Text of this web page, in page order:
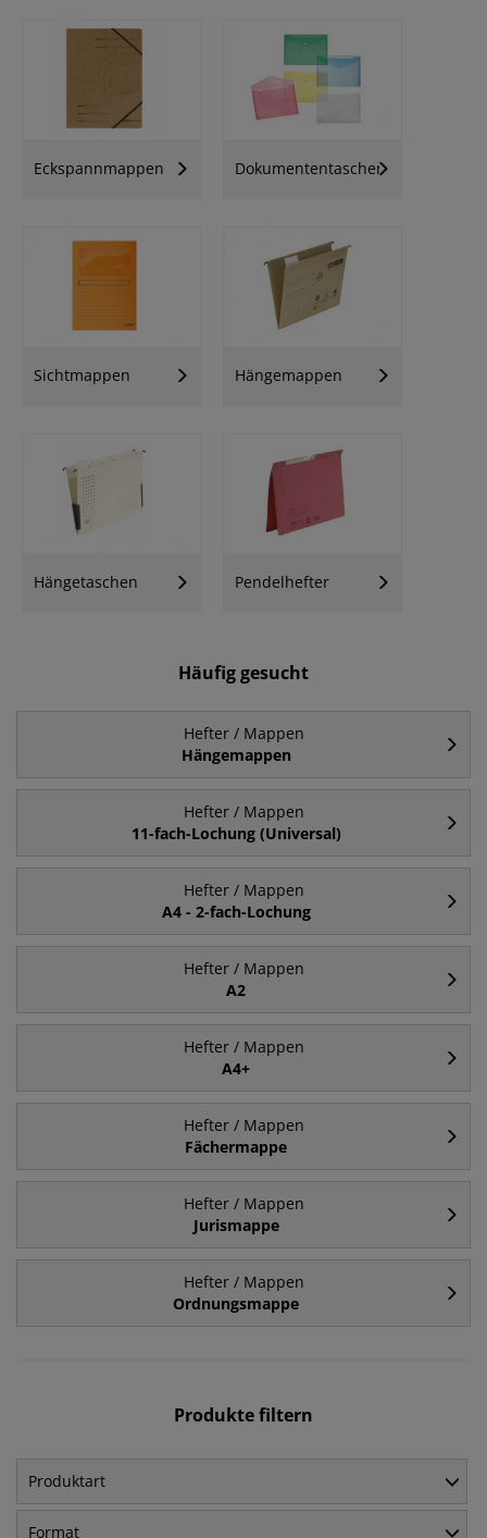
Eckspannmappen Dokumententaschen
Sichtmappen Hängemappen
Hängetaschen Pendelhefter
Häufig gesucht
Hefter / Mappen
Hängemappen
Hefter / Mappen
11-fach-Lochung (Universal)
Hefter / Mappen
A4 - 2-fach-Lochung
Hefter / Mappen
A2
Hefter / Mappen
A4+
Hefter / Mappen
Fächermappe
Hefter / Mappen
Jurismappe
Hefter / Mappen
Ordnungsmappe
Produkte filtern
Produktart
Format